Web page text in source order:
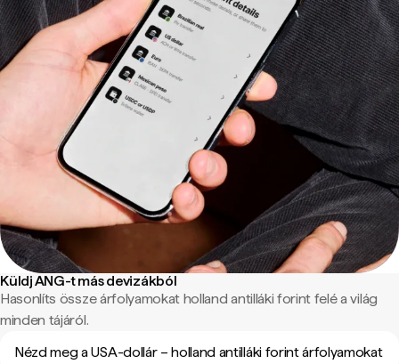
Küldj ANG-t más devizákból
Hasonlíts össze árfolyamokat holland antilláki forint felé a világ
minden tájáról.
Nézd meg a USA-dollár – holland antilláki forint árfolyamokat